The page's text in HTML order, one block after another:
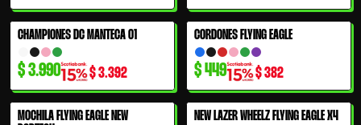
CHAMPIONES DC MANTECA 01
$3.990 $3.392
CORDONES FLYING EAGLE
$449 $382
MOCHILA FLYING EAGLE NEW
NEW LAZER WHEELZ FLYING EAGLE X4